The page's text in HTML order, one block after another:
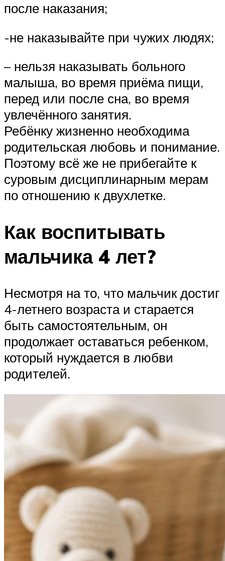
после наказания;
-не наказывайте при чужих людях;
– нельзя наказывать больного
малыша, во время приёма пищи,
перед или после сна, во время
увлечённого занятия.
Ребёнку жизненно необходима
родительская любовь и понимание.
Поэтому всё же не прибегайте к
суровым дисциплинарным мерам
по отношению к двухлетке.
Как воспитывать
мальчика 4 лет?
Несмотря на то, что мальчик достиг
4-летнего возраста и старается
быть самостоятельным, он
продолжает оставаться ребенком,
который нуждается в любви
родителей.